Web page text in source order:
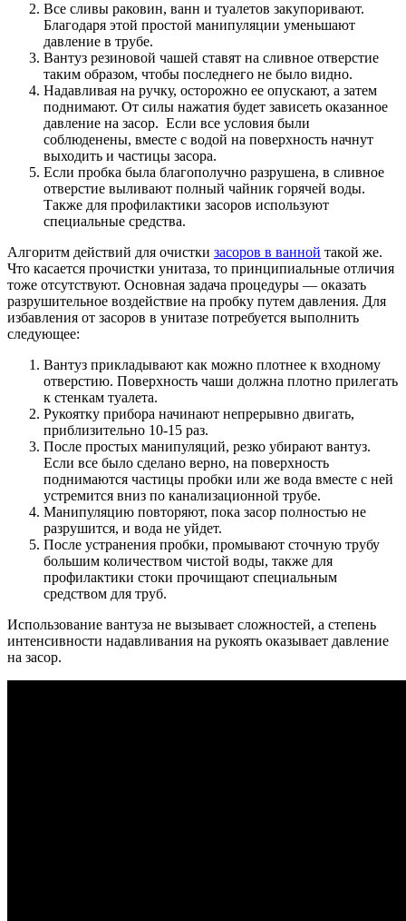
Все сливы раковин, ванн и туалетов закупоривают.
Благодаря этой простой манипуляции уменьшают
давление в трубе.
Вантуз резиновой чашей ставят на сливное отверстие
таким образом, чтобы последнего не было видно.
Надавливая на ручку, осторожно ее опускают, а затем
поднимают. От силы нажатия будет зависеть оказанное
давление на засор. Если все условия были
соблюденены, вместе с водой на поверхность начнут
выходить и частицы засора.
Если пробка была благополучно разрушена, в сливное
отверстие выливают полный чайник горячей воды.
Также для профилактики засоров используют
специальные средства.
Алгоритм действий для очистки засоров в ванной такой же.
Что касается прочистки унитаза, то принципиальные отличия
тоже отсутствуют. Основная задача процедуры — оказать
разрушительное воздействие на пробку путем давления. Для
избавления от засоров в унитазе потребуется выполнить
следующее:
Вантуз прикладывают как можно плотнее к входному
отверстию. Поверхность чаши должна плотно прилегать
к стенкам туалета.
Рукоятку прибора начинают непрерывно двигать,
приблизительно 10-15 раз.
После простых манипуляций, резко убирают вантуз.
Если все было сделано верно, на поверхность
поднимаются частицы пробки или же вода вместе с ней
устремится вниз по канализационной трубе.
Манипуляцию повторяют, пока засор полностью не
разрушится, и вода не уйдет.
После устранения пробки, промывают сточную трубу
большим количеством чистой воды, также для
профилактики стоки прочищают специальным
средством для труб.
Использование вантуза не вызывает сложностей, а степень
интенсивности надавливания на рукоять оказывает давление
на засор.